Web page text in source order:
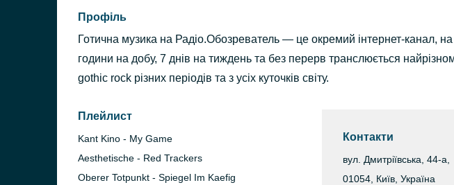
Профіль
Готична музика на Радіо.Обозреватель — це окремий інтернет-канал,
години на добу, 7 днів на тиждень та без перерв транслюється
gothic rock різних періодів та з усіх куточків світу.
Плейлист
Kant Kino - My Game
Aesthetische - Red Trackers
Oberer Totpunkt - Spiegel Im Kaefig
Контакти
вул. Дмитріївська, 44-а,
01054, Київ, Україна